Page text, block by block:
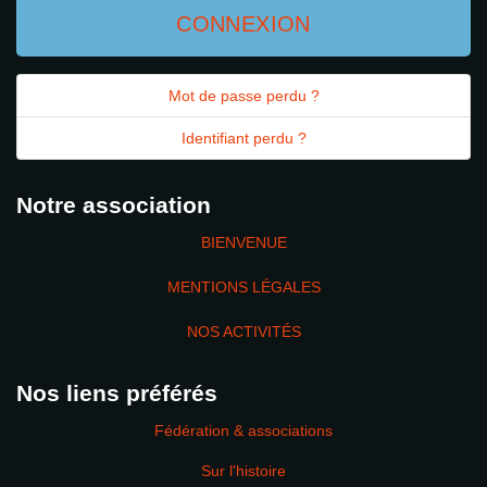
CONNEXION
Mot de passe perdu ?
Identifiant perdu ?
Notre association
BIENVENUE
MENTIONS LÉGALES
NOS ACTIVITÉS
Nos liens préférés
Fédération & associations
Sur l'histoire